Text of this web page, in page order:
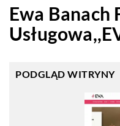
Ewa Banach
PODGLĄD WITRYNY